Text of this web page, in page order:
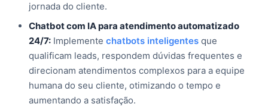
jornada do cliente.
Chatbot com IA para atendimento automatizado
24/7: Implemente chatbots inteligentes que
qualificam leads, respondem dúvidas frequentes e
direcionam atendimentos complexos para a equipe
humana do seu cliente, otimizando o tempo e
aumentando a satisfação.